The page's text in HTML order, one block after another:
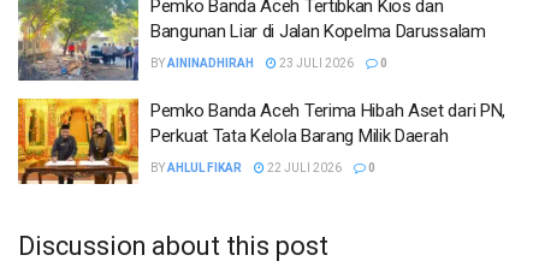
Pemko Banda Aceh Tertibkan Kios dan
Bangunan Liar di Jalan Kopelma Darussalam
BYAININADHIRAH 23 JULI 2026 0
Pemko Banda Aceh Terima Hibah Aset dari PN,
Perkuat Tata Kelola Barang Milik Daerah
BYAHLUL FIKAR 22 JULI 2026 0
Discussion about this post